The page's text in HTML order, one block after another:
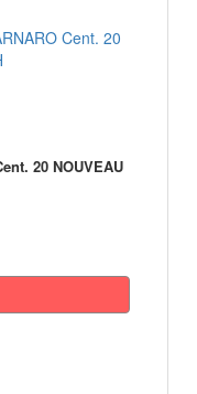
20 NOUVEAU